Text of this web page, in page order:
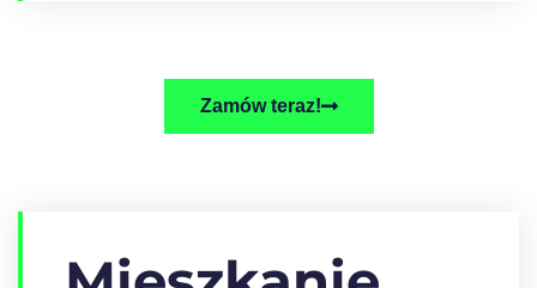
Zamów teraz!